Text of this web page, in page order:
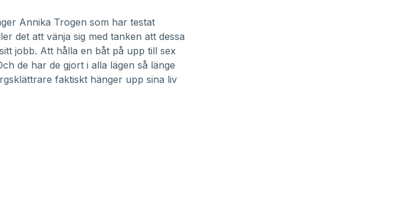
Annika Trogen som har testat
det att vänja sig med tanken att dessa
jobb. Att hålla en båt på upp till sex
de har de gjort i alla lägen så länge
faktiskt hänger upp sina liv